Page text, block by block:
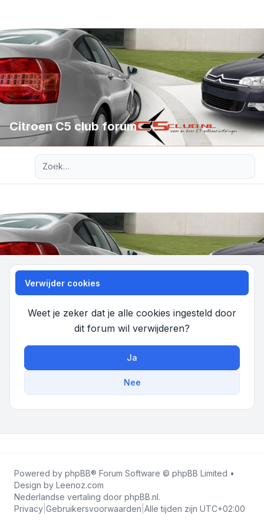
Citroen C5 club forum
Verwijder cookies
Weet je zeker dat je alle cookies ingesteld door
dit forum wil verwijderen?
Ja
Nee
Powered by phpBB® Forum Software © phpBB Limited •
Design by Leenoz.com
Nederlandse vertaling door phpBB.nl.
Privacy Gebruikersvoorwaarden Alle tijden zijn UTC+02:00